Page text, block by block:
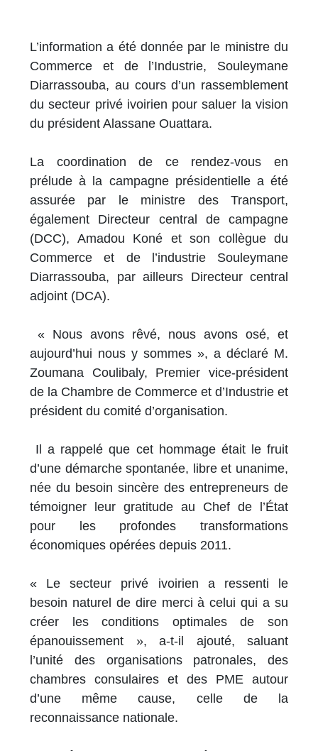
L’information a été donnée par le ministre du
Commerce et de l’Industrie, Souleymane
Diarrassouba, au cours d’un rassemblement
du secteur privé ivoirien pour saluer la vision
du président Alassane Ouattara.
La coordination de ce rendez-vous en
prélude à la campagne présidentielle a été
assurée par le ministre des Transport,
également Directeur central de campagne
(DCC), Amadou Koné et son collègue du
Commerce et de l’industrie Souleymane
Diarrassouba, par ailleurs Directeur central
adjoint (DCA).
« Nous avons rêvé, nous avons osé, et
aujourd’hui nous y sommes », a déclaré M.
Zoumana Coulibaly, Premier vice-président
de la Chambre de Commerce et d’Industrie et
président du comité d’organisation.
Il a rappelé que cet hommage était le fruit
d’une démarche spontanée, libre et unanime,
née du besoin sincère des entrepreneurs de
témoigner leur gratitude au Chef de l’État
pour les profondes transformations
économiques opérées depuis 2011.
« Le secteur privé ivoirien a ressenti le
besoin naturel de dire merci à celui qui a su
créer les conditions optimales de son
épanouissement », a-t-il ajouté, saluant
l’unité des organisations patronales, des
chambres consulaires et des PME autour
d’une même cause, celle de la
reconnaissance nationale.